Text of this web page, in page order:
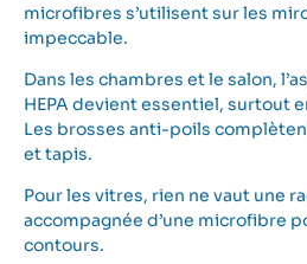
microfibres s’utilisent sur les
impeccable.
Dans les chambres et le salon,
HEPA devient essentiel, surtout
Les brosses anti-poils
et tapis.
Pour les vitres, rien ne vaut une
accompagnée d’une microfibre
contours.